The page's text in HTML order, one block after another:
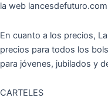
la web
En cuanto a los precios,
precios para todos los
para jóvenes, jubilados y
CARTELES